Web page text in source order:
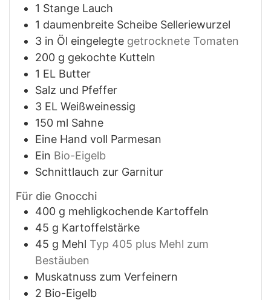
1 Stange Lauch
1 daumenbreite Scheibe Selleriewurzel
3 in Öl eingelegte getrocknete Tomaten
200 g gekochte Kutteln
1 EL Butter
Salz und Pfeffer
3 EL Weißweinessig
150 ml Sahne
Eine Hand voll Parmesan
Ein Bio-Eigelb
Schnittlauch zur Garnitur
Für die Gnocchi
400 g mehligkochende Kartoffeln
45 g Kartoffelstärke
45 g Mehl Typ 405 plus Mehl zum
Bestäuben
Muskatnuss zum Verfeinern
2 Bio-Eigelb